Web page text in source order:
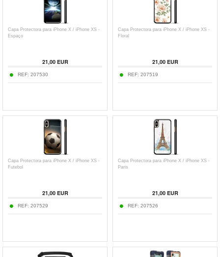
Capa Protectora para iPhone X / iPhone XS -
Espaço
21,00EUR
REF: 207530
Capa Protectora para iPhone X / iPhone XS -
Floral
21,00EUR
REF: 207519
Capa Protectora para iPhone X / iPhone XS -
Futebol
21,00EUR
REF: 207529
Capa Protectora para iPhone X / iPhone XS -
Paris
21,00EUR
REF: 207526